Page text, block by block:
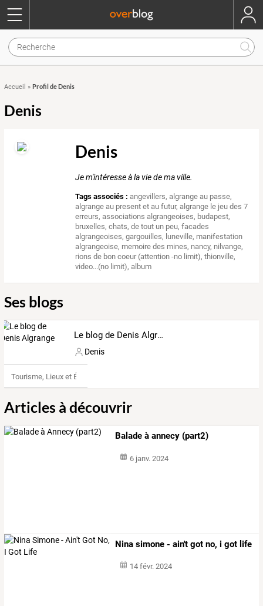
Accueil » Profil de Denis
Denis
Denis
Je m'intéresse à la vie de ma ville.
Tags associés : angevillers,algrange au passe,
algrange au present et au futur,algrange le jeu des 7
erreurs,associations algrangeoises, budapest,
bruxelles,chats,de tout un peu,facades
algrangeoises,gargouilles, luneville, manifestation
algrangeoise, memoire des mines, nancy, nilvange,
rions de bon coeur (attention -no limit),thionville,
video...(no limit),album
Ses blogs
Le blog de Denis Algrange
Denis
Tourisme, Lieux et Événements
Articles à découvrir
Balade à annecy (part2)
6 janv. 2024
Nina simone - ain't got no, i got life
14 févr. 2024